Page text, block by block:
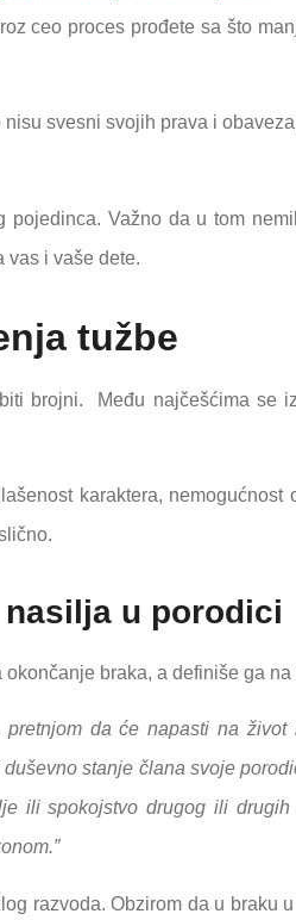
ceo proces prođete sa što
svesni svojih prava i
Važno da u tom
vas i vaše dete.
tužbe
brojni. Među najčešćima se
karaktera, nemogućnost
nasilja u porodici
braka, a definiše ga
da će napasti na
stanje člana svoje
ili spokojstvo drugog ili
razvoda. Obzirom da u braku